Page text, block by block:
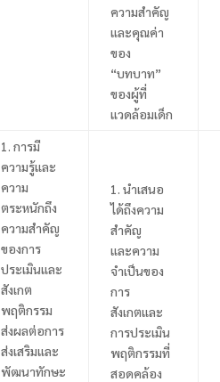
ความสำคัญ
และคุณค่า
ของ
“บทบาท”
ของผู้ที่
แวดล้อมเด็ก
1. การมี
ความรู้และ
ความ
ตระหนักถึง
ความสำคัญ
ของการ
ประเมินและ
สังเกต
พฤติกรรม
ส่งผลต่อการ
ส่งเสริมและ
พัฒนาทักษะ
1. นำเสนอ
ได้ถึงความ
สำคัญ
และความ
จำเป็นของ
การ
สังเกตและ
การประเมิน
พฤติกรรมที่
สอดคล้อง